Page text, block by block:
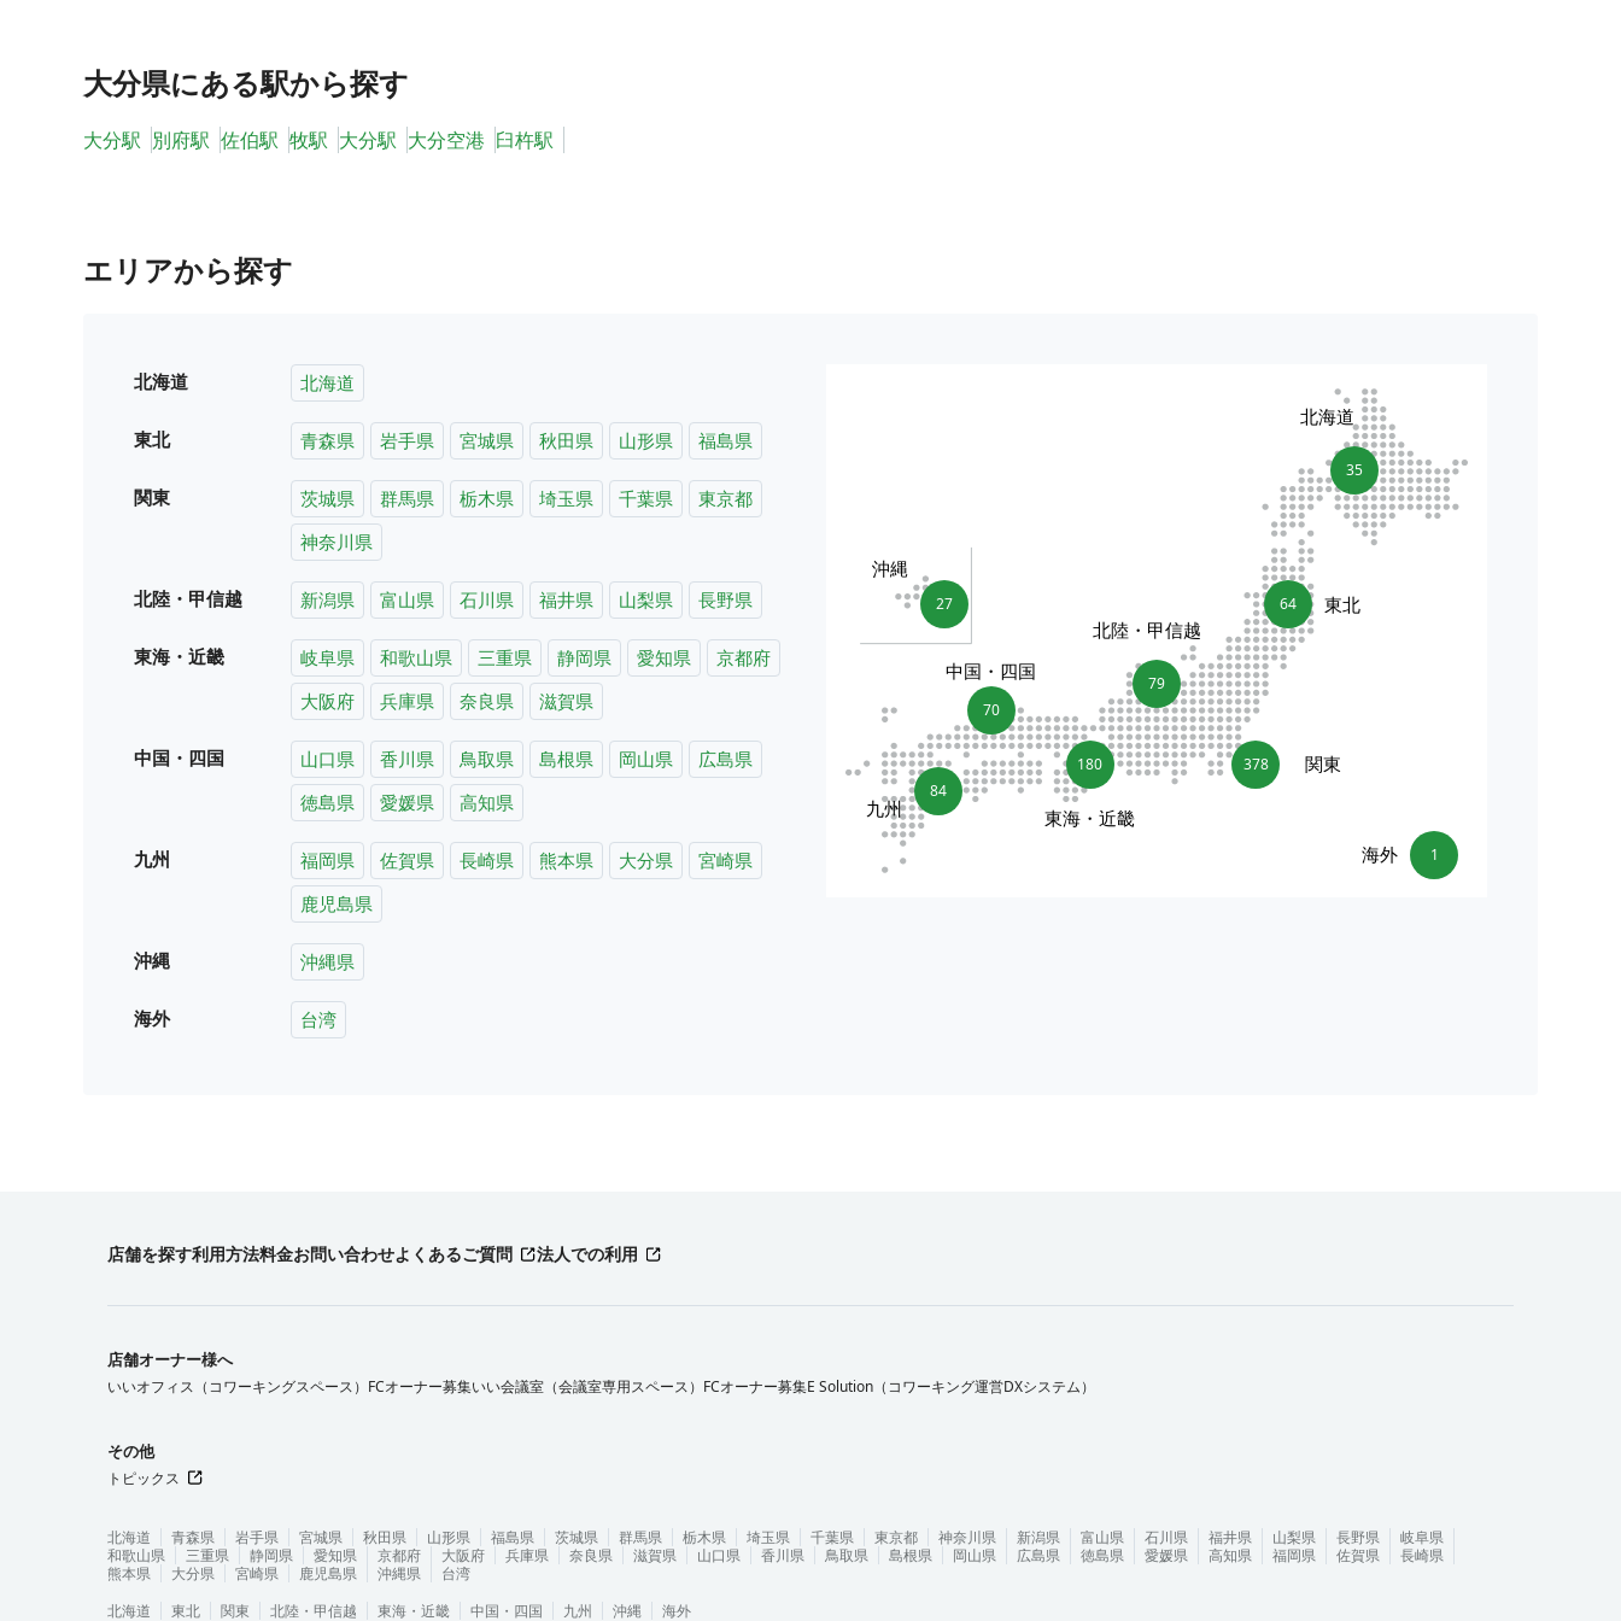
大分県にある駅から探す
大分駅 別府駅 佐伯駅 牧駅 大分駅 大分空港 臼杵駅
エリアから探す
北海道 北海道
東北 青森県 岩手県 宮城県 秋田県 山形県 福島県
関東 茨城県 群馬県 栃木県 埼玉県 千葉県
東京都
神奈川県
北陸・甲信越 新潟県 富山県 石川県 福井県 山梨県 長野県
東海・近畿 岐阜県 和歌山県 三重県 静岡県 愛知県
京都府
大阪府
兵庫県 奈良県 滋賀県
中国・四国 山口県 香川県 鳥取県 島根県 岡山県
広島県
徳島県
愛媛県 高知県
九州 福岡県 佐賀県 長崎県 熊本県 大分県
宮崎県
鹿児島県
沖縄 沖縄県
海外 台湾
35
北海道
64 東北
378 関東
79
北陸・甲信越
180
東海・近畿
70
中国・四国
84
九州
27
沖縄
1
海外
店舗を探す利用方法料金お問い合わせよくあるご質問 法人での利用
店舗オーナー様へ
いいオフィス（コワーキングスペース）FCオーナー募集いい会議室（会議室専用スペース）FCオーナー募集E Solution（コワーキング運営DXシステム）
その他
トピックス
北海道 青森県 岩手県 宮城県 秋田県 山形県 福島県 茨城県 群馬県 栃木県 埼玉県 千葉県 東京都 神奈川県 新潟県 富山県 石川県 福井県 山梨県 長野県
岐阜県
和歌山県
三重県 静岡県 愛知県 京都府 大阪府 兵庫県 奈良県 滋賀県 山口県 香川県 鳥取県 島根県 岡山県 広島県 徳島県 愛媛県 高知県 福岡県 佐賀県
長崎県
熊本県
大分県 宮崎県 鹿児島県 沖縄県
台湾
北海道
東北 関東 北陸・甲信越 東海・近畿 中国・四国 九州 沖縄 海外